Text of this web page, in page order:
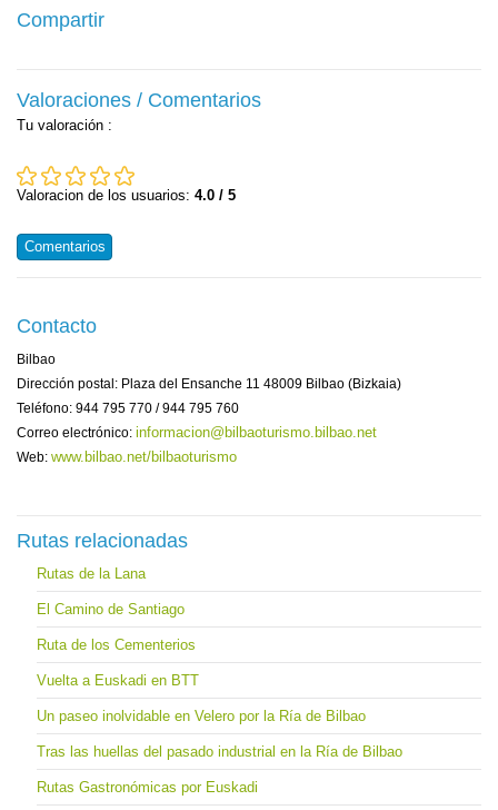
Compartir
Valoraciones / Comentarios
Tu valoración :
Valoracion de los usuarios: 4.0 / 5
Comentarios
Contacto
Bilbao
Dirección postal: Plaza del Ensanche 11 48009 Bilbao (Bizkaia)
Teléfono: 944 795 770 / 944 795 760
Correo electrónico: informacion@bilbaoturismo.bilbao.net
Web: www.bilbao.net/bilbaoturismo
Rutas relacionadas
Rutas de la Lana
El Camino de Santiago
Ruta de los Cementerios
Vuelta a Euskadi en BTT
Un paseo inolvidable en Velero por la Ría de Bilbao
Tras las huellas del pasado industrial en la Ría de Bilbao
Rutas Gastronómicas por Euskadi